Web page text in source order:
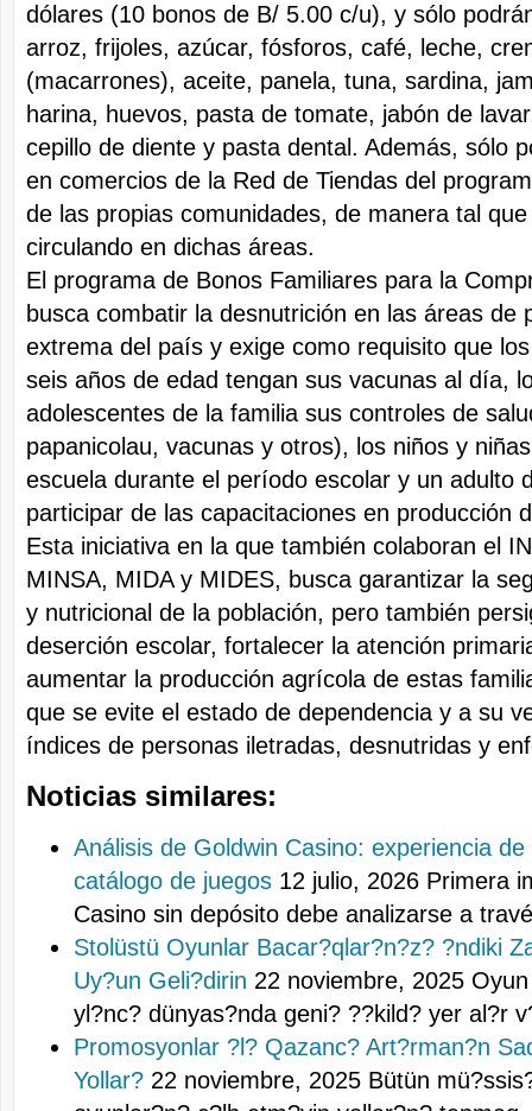
dólares (10 bonos de B/ 5.00 c/u), y sólo
arroz, frijoles, azúcar, fósforos, café, leche,
(macarrones), aceite, panela, tuna, sardina,
harina, huevos, pasta de tomate, jabón de
cepillo de diente y pasta dental. Además, sólo
en comercios de la Red de Tiendas del
de las propias comunidades, de manera tal
circulando en dichas áreas.
El programa de Bonos Familiares para la
busca combatir la desnutrición en las áreas de
extrema del país y exige como requisito que
seis años de edad tengan sus vacunas al día,
adolescentes de la familia sus controles de
papanicolau, vacunas y otros), los niños y
escuela durante el período escolar y un adulto
participar de las capacitaciones en producción
Esta iniciativa en la que también colaboran el
MINSA, MIDA y MIDES, busca garantizar la
y nutricional de la población, pero también
deserción escolar, fortalecer la atención
aumentar la producción agrícola de estas
que se evite el estado de dependencia y a su
índices de personas iletradas, desnutridas y
Noticias similares:
Análisis de Goldwin Casino: experiencia
catálogo de juegos 12 julio, 2026 Primera
Casino sin depósito debe analizarse a
Stolüstü Oyunlar Bacar?qlar?n?z? ?ndiki
Uy?un Geli?dirin 22 noviembre, 2025
yl?nc? dünyas?nda geni? ??kild? yer al?r
Promosyonlar ?l? Qazanc? Art?rman?n
Yollar? 22 noviembre, 2025 Bütün